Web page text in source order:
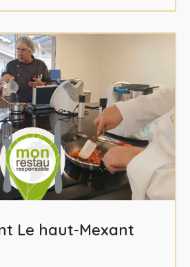
Le haut-Mexant